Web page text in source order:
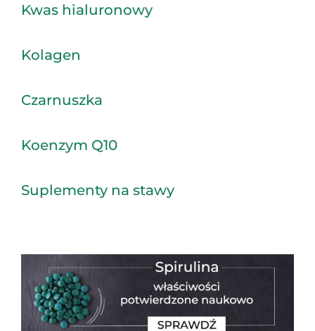
Kwas hialuronowy
Kolagen
Czarnuszka
Koenzym Q10
Suplementy na stawy